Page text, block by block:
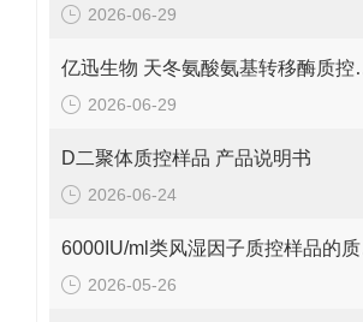
2026-06-29
亿迅生物 天冬
2026-06-29
D二聚体质控样品 产品说明书
2026-06-24
2026-05-26